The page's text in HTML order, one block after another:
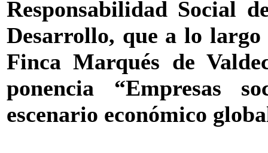
Responsabilidad Social
Desarrollo, que a lo largo
Finca Marqués de
ponencia “Empresas
escenario económico